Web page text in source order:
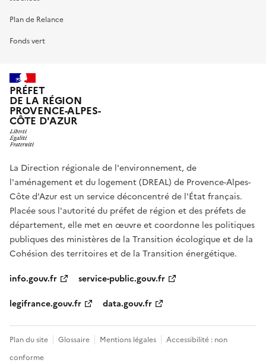
Plan de Relance
Fonds vert
PRÉFET
DE LA RÉGION
PROVENCE-ALPES-
CÔTE D'AZUR
La Direction régionale de l'environnement, de
l'aménagement et du logement (DREAL) de Provence-Alpes-
Côte d'Azur est un service déconcentré de l'État français.
Placée sous l'autorité du préfet de région et des préfets de
département, elle met en œuvre et coordonne les politiques
publiques des ministères de la Transition écologique et de la
Cohésion des territoires et de la Transition énergétique.
info.gouv.fr
service-public.gouv.fr
legifrance.gouv.fr
data.gouv.fr
Plan du site Glossaire Mentions légales
Accessibilité : non
conforme